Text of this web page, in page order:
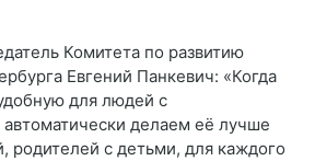
Комитета по развитию
Евгений Панкевич: «Когда
для людей с
делаем её лучше
с детьми, для каждого